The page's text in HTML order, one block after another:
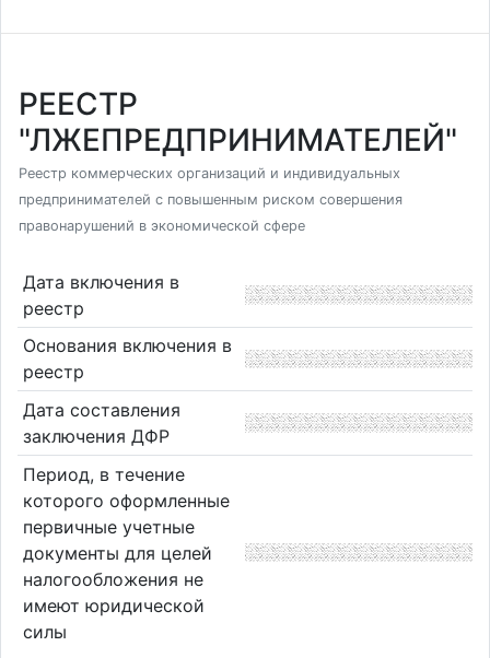
РЕЕСТР
"ЛЖЕПРЕДПРИНИМАТЕЛЕЙ"
Реестр коммерческих организаций и индивидуальных
предпринимателей с повышенным риском совершения
правонарушений в экономической сфере
Дата включения в
реестр
Основания включения в
реестр
Дата составления
заключения ДФР
Период, в течение
которого оформленные
первичные учетные
документы для целей
налогообложения не
имеют юридической
силы